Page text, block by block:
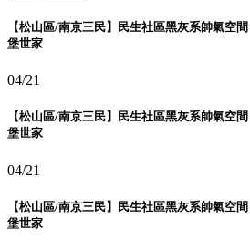
【松山區/南京三民】民生社區黑灰系帥氣空
堡世家
04/21
【松山區/南京三民】民生社區黑灰系帥氣空
堡世家
04/21
【松山區/南京三民】民生社區黑灰系帥氣空
堡世家